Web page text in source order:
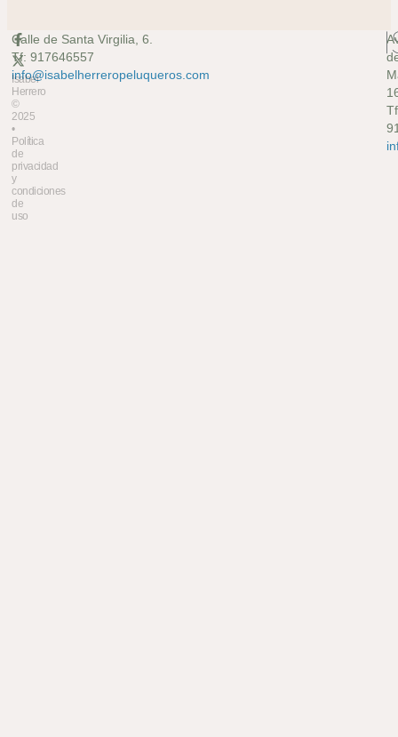
Calle de Santa Virgilia, 6.
Tf: 917646557
info@isabelherreropeluqueros.com
Isabel
Herrero
©
2025
•
Política
de
privacidad
y
condiciones
de
uso